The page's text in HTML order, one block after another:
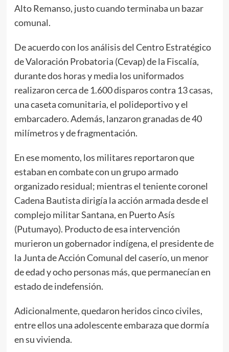
Alto Remanso, justo cuando terminaba un bazar
comunal.
De acuerdo con los análisis del Centro Estratégico
de Valoración Probatoria (Cevap) de la Fiscalía,
durante dos horas y media los uniformados
realizaron cerca de 1.600 disparos contra 13 casas,
una caseta comunitaria, el polideportivo y el
embarcadero. Además, lanzaron granadas de 40
milímetros y de fragmentación.
En ese momento, los militares reportaron que
estaban en combate con un grupo armado
organizado residual; mientras el teniente coronel
Cadena Bautista dirigía la acción armada desde el
complejo militar Santana, en Puerto Asís
(Putumayo). Producto de esa intervención
murieron un gobernador indígena, el presidente de
la Junta de Acción Comunal del caserío, un menor
de edad y ocho personas más, que permanecían en
estado de indefensión.
Adicionalmente, quedaron heridos cinco civiles,
entre ellos una adolescente embaraza que dormía
en su vivienda.